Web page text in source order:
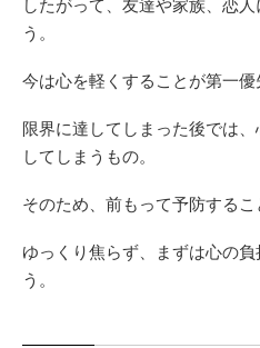
う。
今は心を軽くすることが第一優
限界に達してしまった後では
してしまうもの。
そのため、前もって予防するこ
ゆっくり焦らず、まずは心の
う。